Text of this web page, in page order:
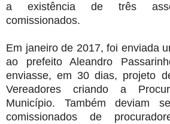
a existência de três
comissionados.
Em janeiro de 2017, foi enviada
ao prefeito Aleandro
enviasse, em 30 dias, projeto
Vereadores criando a
Município. Também deviam
comissionados de